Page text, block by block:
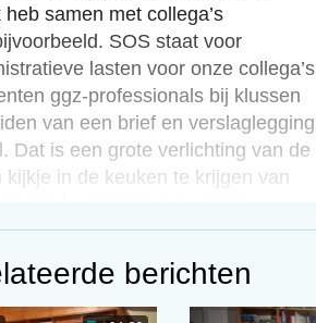
samen met collega’s
SOS staat voor
lasten voor onze collega’s
ggz-professionals bij klussen
van een brief en verslaglegging
Dat is een grote verlichting van de
in de keuken te krijgen van
is het noodzakelijk dat de
berichten